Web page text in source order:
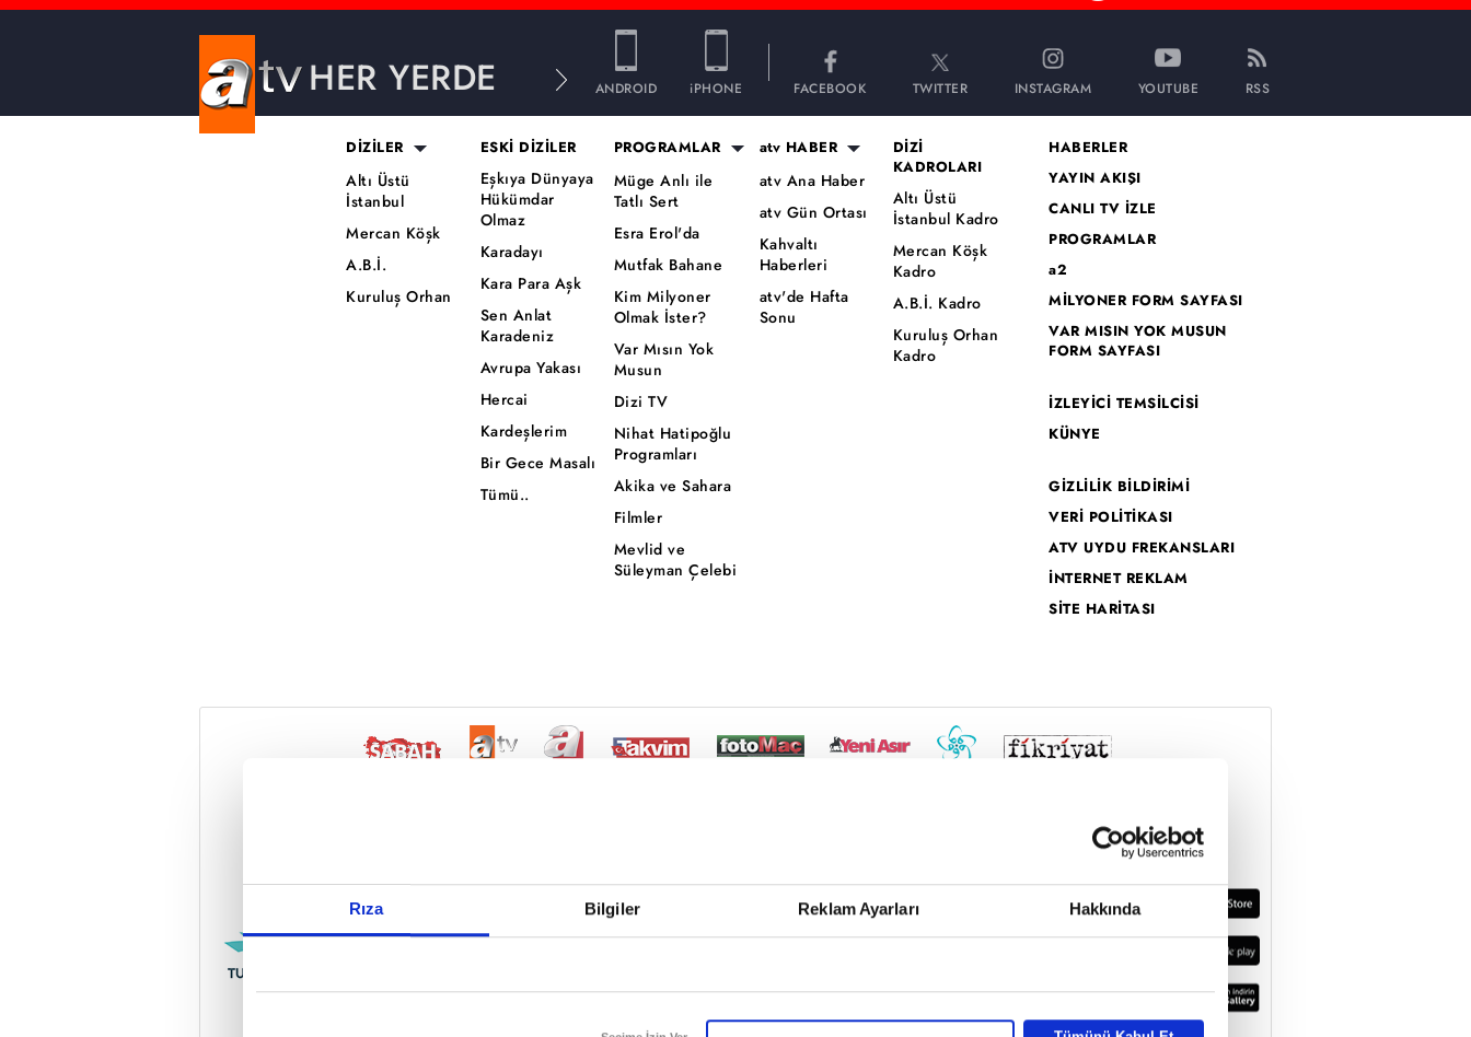
Rıza Bilgiler Reklam Ayarları Hakkında
Reddet
HER YERDE ANDROID iPHONE FACEBOOK TWITTER INSTAGRAM YOUTUBE RSS
DİZİLER
Altı Üstü
İstanbul
Mercan Köşk
A.B.İ.
Kuruluş Orhan
ESKİ DİZİLER
Eşkıya Dünyaya
Hükümdar
Olmaz
Karadayı
Kara Para Aşk
Sen Anlat
Karadeniz
Avrupa Yakası
Hercai
Kardeşlerim
Bir Gece Masalı
Tümü..
PROGRAMLAR
Müge Anlı ile
Tatlı Sert
Esra Erol'da
Mutfak Bahane
Kim Milyoner
Olmak İster?
Var Mısın Yok
Musun
Dizi TV
Nihat Hatipoğlu
Programları
Akika ve Sahara
Filmler
Mevlid ve
Süleyman Çelebi
atv HABER
atv Ana Haber
atv Gün Ortası
Kahvaltı
Haberleri
atv'de Hafta
Sonu
DİZİ
KADROLARI
Altı Üstü
İstanbul Kadro
Mercan Köşk
Kadro
A.B.İ. Kadro
Kuruluş Orhan
Kadro
HABERLER
YAYIN AKIŞI
CANLI TV İZLE
PROGRAMLAR
a2
MİLYONER FORM SAYFASI
VAR MISIN YOK MUSUN
FORM SAYFASI
İZLEYİCİ TEMSİLCİSİ
KÜNYE
GİZLİLİK BİLDİRİMİ
VERİ POLİTİKASI
ATV UYDU FREKANSLARI
İNTERNET REKLAM
SİTE HARİTASI